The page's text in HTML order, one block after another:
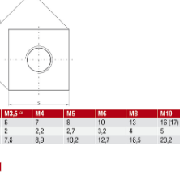
í
p
v
y
v
ý
p
i